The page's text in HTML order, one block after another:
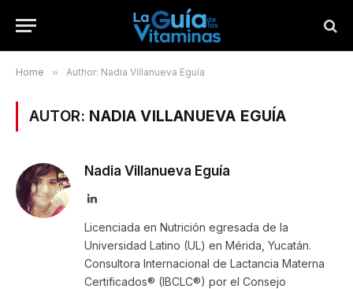
Home » Author: Nadia Villanueva Eguía
AUTOR: NADIA VILLANUEVA EGUÍA
Nadia Villanueva Eguía
LinkedIn
Licenciada en Nutrición egresada de la
Universidad Latino (UL) en Mérida, Yucatán.
Consultora Internacional de Lactancia Materna
Certificados® (IBCLC®) por el Consejo